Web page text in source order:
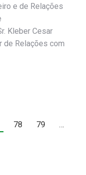
e de Relações
Kleber Cesar
de Relações com
78 79
…